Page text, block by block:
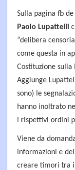
Sulla pagina fb
Paolo Lupattelli
“delibera
come questa in
Costituzione
Aggiunge
sono) le
hanno inoltrato
i rispettivi ordini
Viene da
informazioni e
creare timori tra